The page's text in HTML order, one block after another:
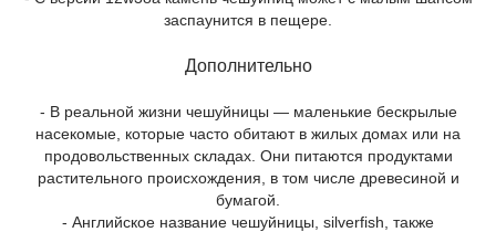
заспаунится в пещере.
Дополнительно
- В реальной жизни чешуйницы — маленькие бескрылые
насекомые, которые часто обитают в жилых домах или на
продовольственных складах. Они питаются продуктами
растительного происхождения, в том числе древесиной и
бумагой.
- Английское название чешуйницы, silverfish, также